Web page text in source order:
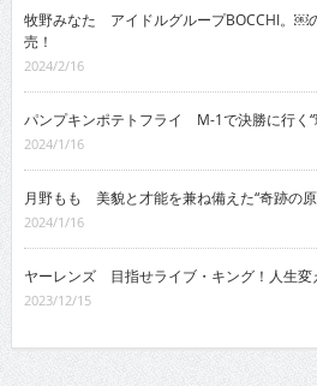
牧野みなた アイドルグループBOCCHI。￼
売！
2024/2/16
パンプキンポテトフライ M-1で決勝に行く“
2024/1/16
月野もも 美貌と才能を兼ね備えた“奇跡の原
2024/1/16
ヤーレンズ 目指せライブ・キング！人生変
2023/12/15